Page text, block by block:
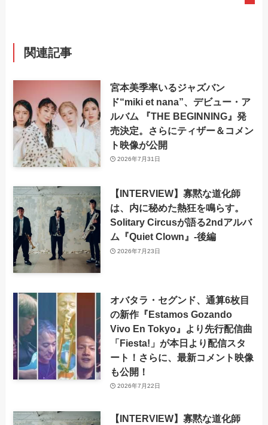
関連記事
宮本美季率いるジャズバン
ド“miki et nana”、デビュー・ア
ルバム 『THE BEGINNING』発
売決定。さらにティザー＆コメン
ト映像が公開
2026年7月31日
【INTERVIEW】寡黙な道化師
は、内に秘めた熱狂を鳴らす。
Solitary Circusが語る2ndアルバ
ム『Quiet Clown』-後編
2026年7月23日
オバタラ・セグンド、通算6枚目
の新作『Estamos Gozando
Vivo En Tokyo』より先行配信曲
「Fiesta!」が本日より配信スタ
ート！さらに、最新コメント映像
も公開！
2026年7月22日
【INTERVIEW】寡黙な道化師